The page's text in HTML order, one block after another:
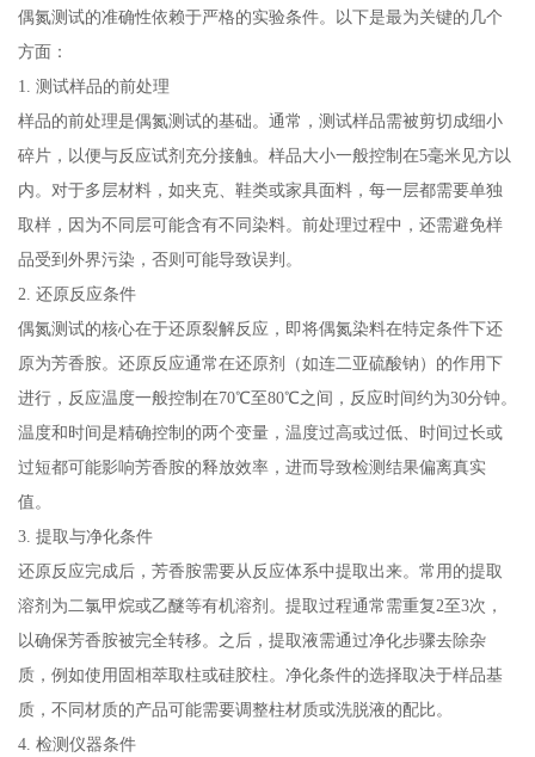
偶氮测试的准确性依赖于严格的实验条件。以下是最为关键的几个
方面：
1. 测试样品的前处理
样品的前处理是偶氮测试的基础。通常，测试样品需被剪切成细小
碎片，以便与反应试剂充分接触。样品大小一般控制在5毫米见方以
内。对于多层材料，如夹克、鞋类或家具面料，每一层都需要单独
取样，因为不同层可能含有不同染料。前处理过程中，还需避免样
品受到外界污染，否则可能导致误判。
2. 还原反应条件
偶氮测试的核心在于还原裂解反应，即将偶氮染料在特定条件下还
原为芳香胺。还原反应通常在还原剂（如连二亚硫酸钠）的作用下
进行，反应温度一般控制在70℃至80℃之间，反应时间约为30分钟。
温度和时间是精确控制的两个变量，温度过高或过低、时间过长或
过短都可能影响芳香胺的释放效率，进而导致检测结果偏离真实
值。
3. 提取与净化条件
还原反应完成后，芳香胺需要从反应体系中提取出来。常用的提取
溶剂为二氯甲烷或乙醚等有机溶剂。提取过程通常需重复2至3次，
以确保芳香胺被完全转移。之后，提取液需通过净化步骤去除杂
质，例如使用固相萃取柱或硅胶柱。净化条件的选择取决于样品基
质，不同材质的产品可能需要调整柱材质或洗脱液的配比。
4. 检测仪器条件